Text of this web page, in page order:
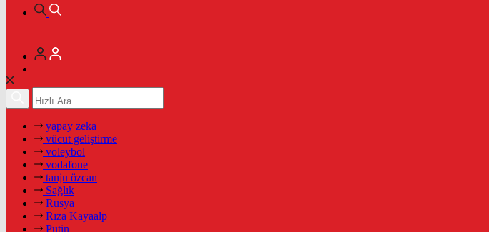
yapay zeka
vücut geliştirme
voleybol
vodafone
tanju özcan
Sağlık
Rusya
Rıza Kayaalp
Putin